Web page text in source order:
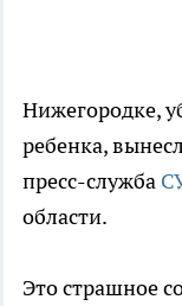
Нижегородке,
ребенка,
пресс-служба
области.
Это страшное